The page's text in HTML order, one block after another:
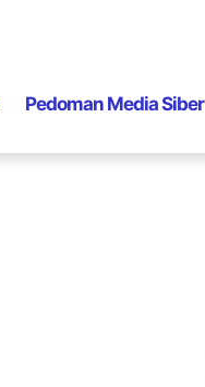
Pedoman Media Siber